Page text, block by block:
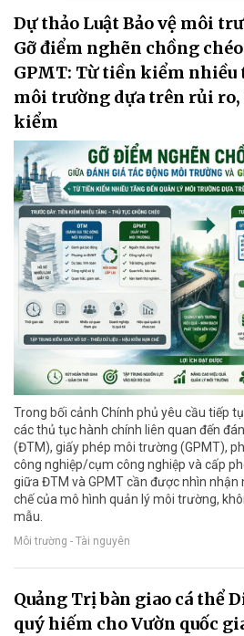
Dự thảo Luật Bảo vệ môi
Gỡ điểm nghẽn chồng
GPMT: Từ tiền kiểm nhiều
môi trường dựa trên rủi ro,
kiểm
Trong bối cảnh Chính phủ yêu cầu tiếp
các thủ tục hành chính liên quan đến
(ĐTM), giấy phép môi trường (GPMT),
công nghiệp/cụm công nghiệp và cấp
giữa ĐTM và GPMT cần được nhìn
chế của mô hình quản lý môi trường,
mẫu.
Môi trường - Tài nguyên
Quảng Trị bàn giao cá thể
quý hiếm cho Vườn quốc